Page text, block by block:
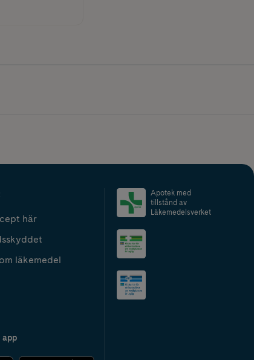
här
läkemedel
app
Apotek med
tillstånd av
Läkemedelsverket